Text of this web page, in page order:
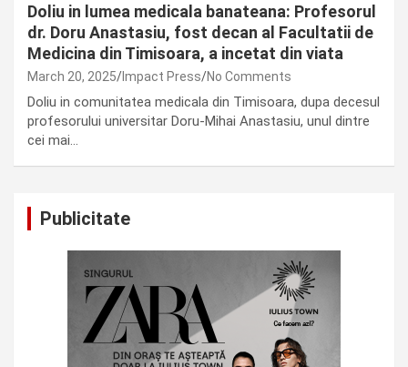
Doliu in lumea medicala banateana: Profesorul
dr. Doru Anastasiu, fost decan al Facultatii de
Medicina din Timisoara, a incetat din viata
March 20, 2025 Impact Press No Comments
Doliu in comunitatea medicala din Timisoara, dupa decesul
profesorului universitar Doru-Mihai Anastasiu, unul dintre
cei mai…
Publicitate